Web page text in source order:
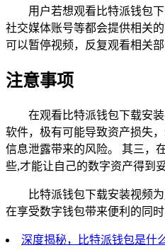
用户若想观看比特派钱包
社交媒体账号等都会提供相关
可以暂停视频，反复观看相关
注意事项
在观看比特派钱包下载安
软件，极有可能导致资产损失
信息泄露带来的风险。 其三，
些,才能让自己的数字资产得到
比特派钱包下载安装视频
在享受数字钱包带来便利的同
深度揭秘，比特派钱包是什